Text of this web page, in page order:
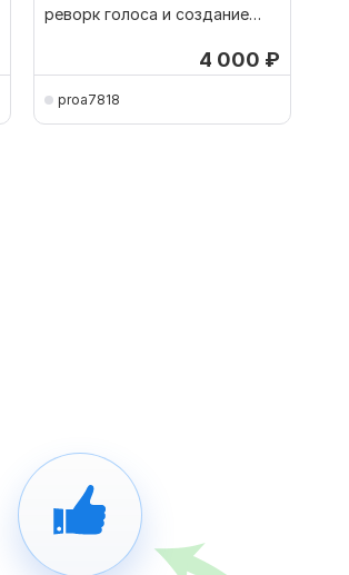
реворк голоса и создание
4 000 ₽
proa7818